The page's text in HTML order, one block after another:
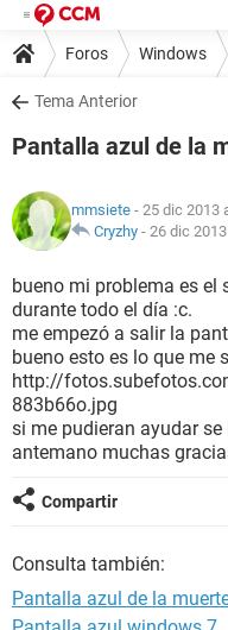
Foros Windows
Tema Anterior
Pantalla azul de la
mmsiete - 25 dic 2013
Cryzhy - 26 dic
bueno mi problema es el
durante todo el día :c.
me empezó a salir la
bueno esto es lo que me
http://
883b66o.jpg
si me pudieran ayudar
antemano muchas
Compartir
Consulta también:
Pantalla azul de la